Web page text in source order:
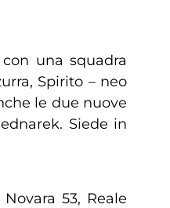
una squadra
Spirito – neo
le due nuove
Siede in
53, Reale